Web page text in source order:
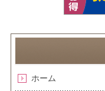
ホーム